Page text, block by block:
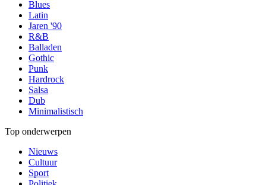
Blues
Latin
Jaren '90
R&B
Balladen
Gothic
Punk
Hardrock
Salsa
Dub
Minimalistisch
Top onderwerpen
Nieuws
Cultuur
Sport